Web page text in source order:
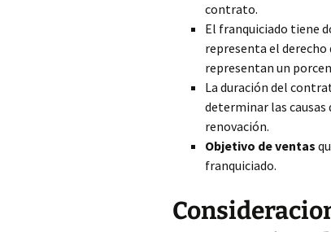
contrato.
El franquiciado tiene
representa el derecho
representan un
La duración del
determinar las causas
renovación.
Objetivo de ventas
franquiciado.